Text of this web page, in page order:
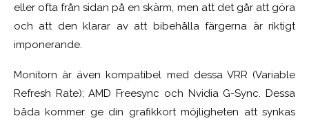
eller ofta från sidan på en skärm, men att det går att göra
och att den klarar av att bibehålla färgerna är riktigt
imponerande.
Monitorn är även kompatibel med dessa VRR (Variable
Refresh Rate); AMD Freesync och Nvidia G-Sync. Dessa
båda kommer ge din grafikkort möjligheten att synkas